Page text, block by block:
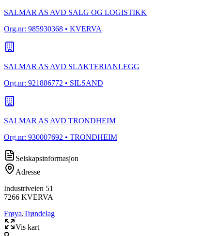
SALMAR AS AVD SALG OG LOGISTIKK
Org.nr: 985930368 • KVERVA
SALMAR AS AVD SLAKTERIANLEGG
Org.nr: 921886772 • SILSAND
SALMAR AS AVD TRONDHEIM
Org.nr: 930007692 • TRONDHEIM
Selskapsinformasjon
Adresse
Industriveien 51
7266 KVERVA
Frøya,Trøndelag
Vis kart